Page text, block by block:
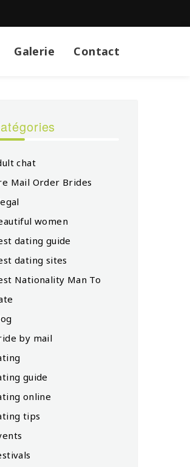
Galerie Contact
chat
Mail Order Brides
women
dating guide
dating sites
Nationality Man To
by mail
guide
online
tips